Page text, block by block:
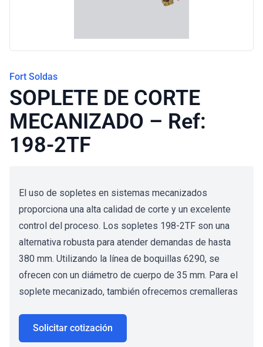
Fort Soldas
SOPLETE DE CORTE
MECANIZADO – Ref:
198-2TF
El uso de sopletes en sistemas mecanizados
proporciona una alta calidad de corte y un excelente
control del proceso. Los sopletes 198-2TF son una
alternativa robusta para atender demandas de hasta
380 mm. Utilizando la línea de boquillas 6290, se
ofrecen con un diámetro de cuerpo de 35 mm. Para el
soplete mecanizado, también ofrecemos cremalleras
Solicitar cotización